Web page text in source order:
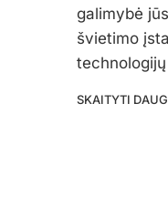
galimybė
švietimo
SKAITYTI